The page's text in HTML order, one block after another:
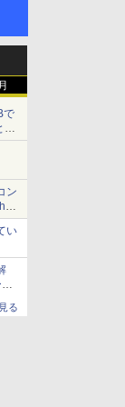
で
ど
ン
3
い
る